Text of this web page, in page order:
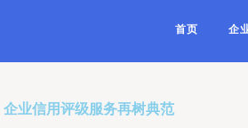
首页 企
业信用评级服务再树典范